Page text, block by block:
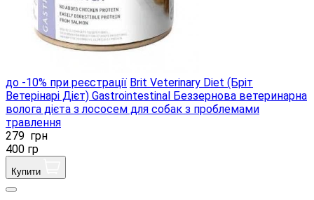
до -10% при реєстрації Brit Veterinary Diet (Бріт
Ветерінарі Дієт) Gastrointestinal Беззернова ветеринарна
волога дієта з лососем для собак з проблемами
травлення
279 грн
400 гр
Купити